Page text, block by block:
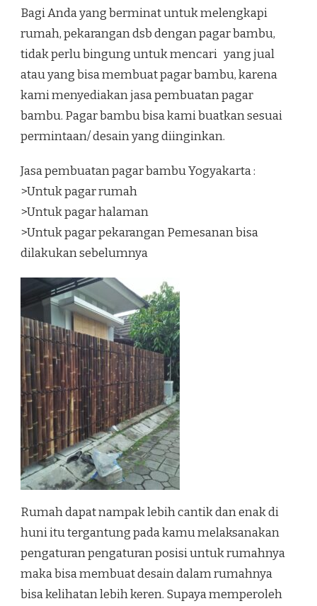
Bagi Anda yang berminat untuk melengkapi
rumah, pekarangan dsb dengan pagar bambu,
tidak perlu bingung untuk mencari yang jual
atau yang bisa membuat pagar bambu, karena
kami menyediakan jasa pembuatan pagar
bambu. Pagar bambu bisa kami buatkan sesuai
permintaan/ desain yang diinginkan.
Jasa pembuatan pagar bambu Yogyakarta :
>Untuk pagar rumah
>Untuk pagar halaman
>Untuk pagar pekarangan Pemesanan bisa
dilakukan sebelumnya
Rumah dapat nampak lebih cantik dan enak di
huni itu tergantung pada kamu melaksanakan
pengaturan pengaturan posisi untuk rumahnya
maka bisa membuat desain dalam rumahnya
bisa kelihatan lebih keren. Supaya memperoleh